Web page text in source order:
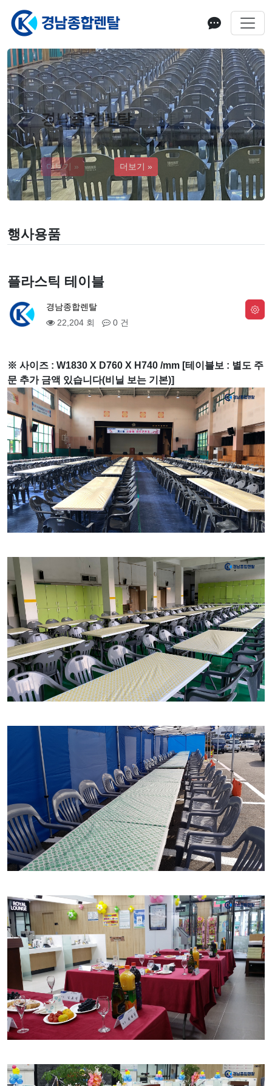
경남종합렌탈
더보기 »
Previous Next
행사용품
플라스틱 테이블
경남종합렌탈
22,204 회
0 건
※ 사이즈 : W1830 X D760 X H740 /mm [테이블보 : 별도 주
문 추가 금액 있습니다(비닐 보는 기본)]